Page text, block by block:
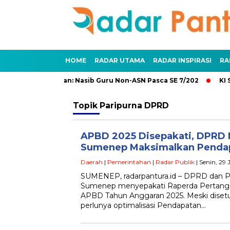
HOME RADAR UTAMA RADAR INSPIRASI
dan Penundaan: Nasib Guru Non-ASN Pasca SE 7/202 KI
Topik Paripurna DPRD
APBD 2025 Disepakati,
Sumenep Maksimalkan
Daerah | Pemerintahan | Radar Publik | Senin, 29
SUMENEP, radarpantura.id – DPRD dan
Sumenep menyepakati Raperda
APBD Tahun Anggaran 2025. Meski
perlunya optimalisasi Pendapatan…